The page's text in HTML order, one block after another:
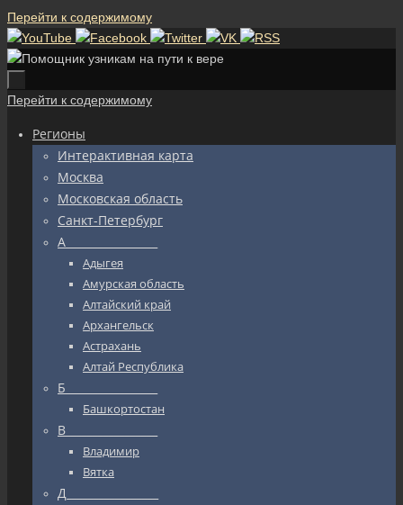
Перейти к содержимому
Перейти к содержимому
Регионы
Интерактивная карта
Москва
Московская область
Санкт-Петербург
А_________________
Адыгея
Амурская область
Алтайский край
Архангельск
Астрахань
Алтай Республика
Б_________________
Башкортостан
В_________________
Владимир
Вятка
Д_________________